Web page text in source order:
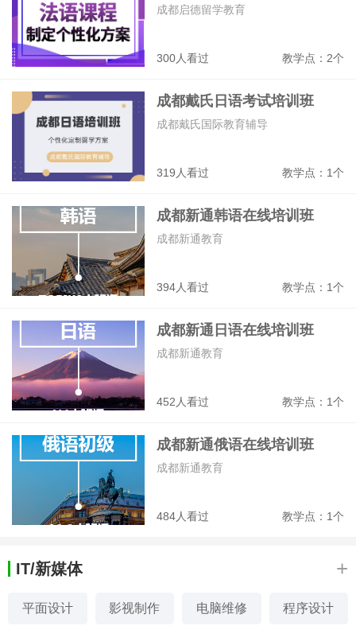
300人看过 教学点：2个
成都启德留学教育
成都戴氏日语考试培训班
319人看过 教学点：1个
成都戴氏国际教育辅导
成都新通韩语在线培训班
394人看过 教学点：1个
成都新通教育
成都新通日语在线培训班
452人看过 教学点：1个
成都新通教育
成都新通俄语在线培训班
484人看过 教学点：1个
成都新通教育
IT/新媒体 +
平面设计 影视制作 电脑维修 程序设计